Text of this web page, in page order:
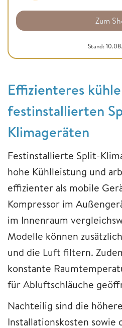
Zum
Stand:
Effizienteres
festinstallierten
Klimageräten
Festinstallierte Split-
hohe Kühlleistung und
effizienter als mobile
Kompressor im
im Innenraum
Modelle können
und die Luft filtern.
konstante
für Abluftschläuche
Nachteilig sind die
Installationskosten sowie